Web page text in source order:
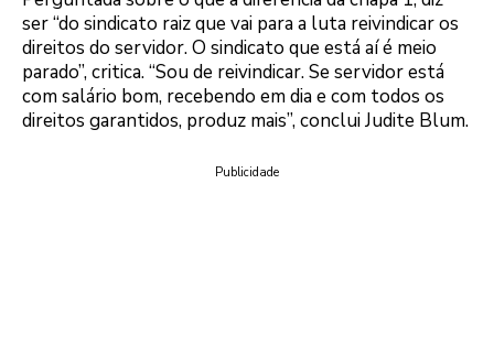
ser “do sindicato raiz que vai para a luta reivindicar os
direitos do servidor. O sindicato que está aí é meio
parado”, critica. “Sou de reivindicar. Se servidor está
com salário bom, recebendo em dia e com todos os
direitos garantidos, produz mais”, conclui Judite Blum.
Publicidade